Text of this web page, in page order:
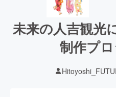
未来の人吉観光
制作プ